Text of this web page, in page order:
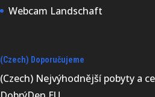
Webcam Landschaft
(Czech) Doporučujeme
(Czech) Nejvýhodnější pobyty a